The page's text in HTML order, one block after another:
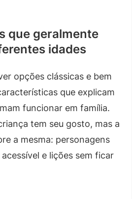
que geralmente
idades
opções clássicas e bem
que explicam
funcionar em família.
tem seu gosto, mas a
a mesma: personagens
e lições sem ficar